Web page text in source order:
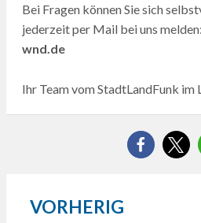
Bei Fragen können Sie sich
jederzeit per Mail bei uns melden:
wnd.de
Ihr Team vom StadtLandFunk im
Beitragsnavigation
VORHERIG